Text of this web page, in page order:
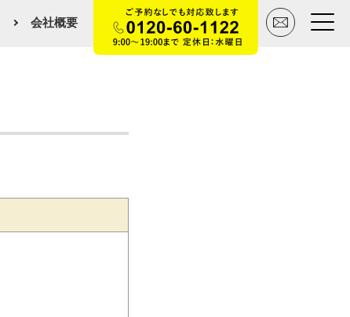
会社概要
買いたい